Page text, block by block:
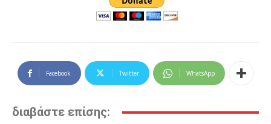
Facebook Twitter WhatsApp
διαβάστε επίσης: